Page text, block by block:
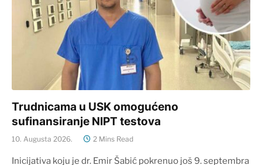
Trudnicama u USK omogućeno
sufinansiranje NIPT testova
10. Augusta 2026. 2 Mins Read
Inicijativa koju je dr. Emir Šabić pokrenuo još 9. septembra